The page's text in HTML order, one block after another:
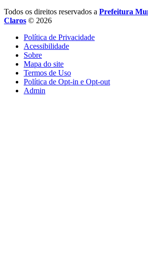
Todos os direitos reservados a Prefeitura
Claros © 2026
Política de Privacidade
Acessibilidade
Sobre
Mapa do site
Termos de Uso
Política de Opt-in e Opt-out
Admin